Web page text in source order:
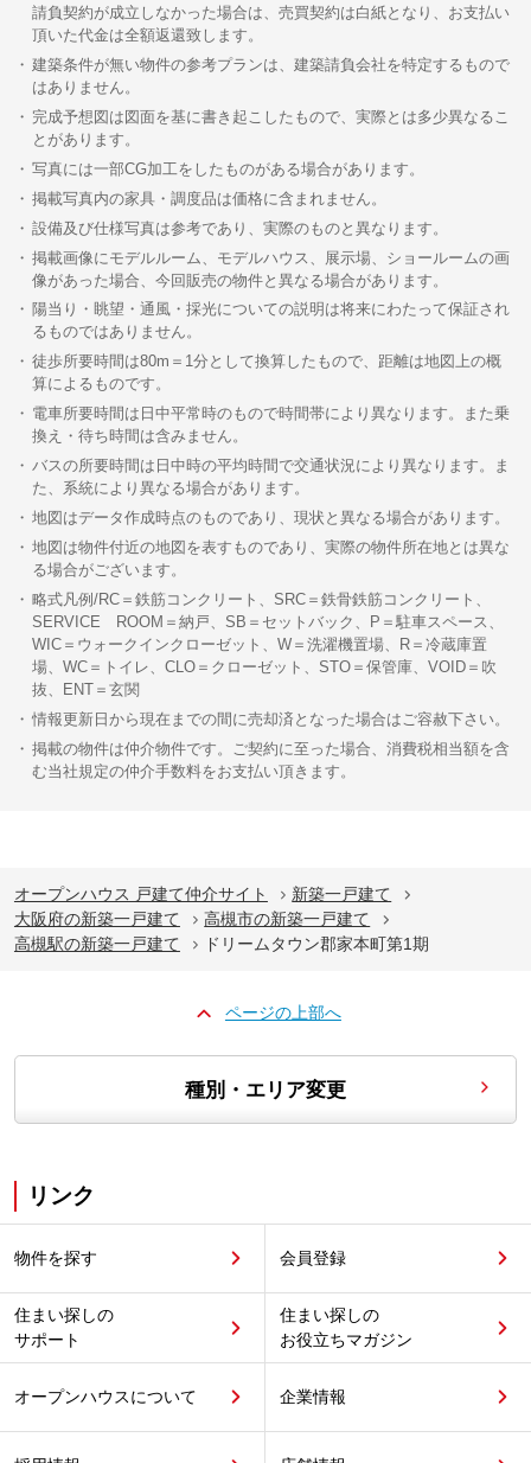
請負契約が成立しなかった場合は、売買契約は白紙となり、お支払い
頂いた代金は全額返還致します。
建築条件が無い物件の参考プランは、建築請負会社を特定するもので
はありません。
完成予想図は図面を基に書き起こしたもので、実際とは多少異なるこ
とがあります。
写真には一部CG加工をしたものがある場合があります。
掲載写真内の家具・調度品は価格に含まれません。
設備及び仕様写真は参考であり、実際のものと異なります。
掲載画像にモデルルーム、モデルハウス、展示場、ショールームの画
像があった場合、今回販売の物件と異なる場合があります。
陽当り・眺望・通風・採光についての説明は将来にわたって保証され
るものではありません。
徒歩所要時間は80m＝1分として換算したもので、距離は地図上の概
算によるものです。
電車所要時間は日中平常時のもので時間帯により異なります。また乗
換え・待ち時間は含みません。
バスの所要時間は日中時の平均時間で交通状況により異なります。ま
た、系統により異なる場合があります。
地図はデータ作成時点のものであり、現状と異なる場合があります。
地図は物件付近の地図を表すものであり、実際の物件所在地とは異な
る場合がございます。
略式凡例/RC＝鉄筋コンクリート、SRC＝鉄骨鉄筋コンクリート、
SERVICE ROOM＝納戸、SB＝セットバック、P＝駐車スペース、
WIC＝ウォークインクローゼット、W＝洗濯機置場、R＝冷蔵庫置
場、WC＝トイレ、CLO＝クローゼット、STO＝保管庫、VOID＝吹
抜、ENT＝玄関
情報更新日から現在までの間に売却済となった場合はご容赦下さい。
掲載の物件は仲介物件です。ご契約に至った場合、消費税相当額を含
む当社規定の仲介手数料をお支払い頂きます。
オープンハウス 戸建て仲介サイト
新築一戸建て
大阪府の新築一戸建て
高槻市の新築一戸建て
高槻駅の新築一戸建て
ドリームタウン郡家本町第1期
ページの上部へ
種別・エリア変更
リンク
物件を探す 会員登録
住まい探しの
サポート
住まい探しの
お役立ちマガジン
オープンハウスについて 企業情報